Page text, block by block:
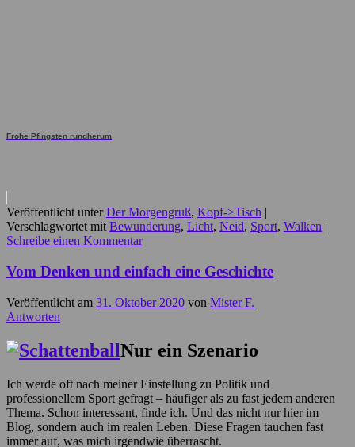
Frohe Pfingsten rundherum
Veröffentlicht unter Der Morgengruß, Kopf->Tisch |
Verschlagwortet mit Bewunderung, Licht, Neid, Sport, Walken |
Schreibe einen Kommentar
Vom Denken und einfach eine Geschichte
Veröffentlicht am 31. Oktober 2020 von Mister F.
Antworten
Nur ein Szenario
Ich werde oft nach meiner Einstellung zu Politik und
professionellem Sport gefragt – häufiger als zu fast jedem anderen
Thema. Schon interessant, finde ich. Und das nicht nur hier im
Blog, sondern auch im realen Leben. Diese Fragen tauchen fast
immer auf, was mich irgendwie überrascht.